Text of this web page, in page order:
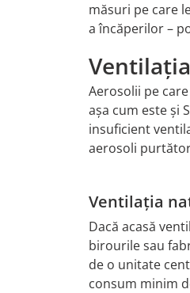
măsuri pe care
a încăperilor –
Aerosolii pe
așa cum este și
insuficient
aerosoli
Ventilația
Dacă acasă
birourile sau
de o unitate
consum minim